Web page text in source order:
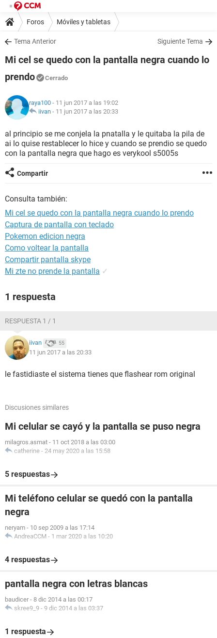
Foros Móviles y tabletas
Tema Anterior Siguiente Tema
Mi cel se quedo con la pantalla negra cuando lo
prendo
Cerrado
raya100 - 11 jun 2017 a las 19:02
iivan - 11 jun 2017 a las 20:33
al principio se me conjela la pnatalla y le quitaba la pila de
ai lo quise restablecer lo hice y cuando se prendio se quedo
con la pantalla negra que hago es verykool s5005s
Compartir
Consulta también:
Mi cel se quedo con la pantalla negra cuando lo prendo
Captura de pantalla con teclado
Pokemon edicion negra
Como voltear la pantalla
Compartir pantalla skype
Mi zte no prende la pantalla ✓
1 respuesta
RESPUESTA 1 / 1
iivan 55
11 jun 2017 a las 20:33
le fastidiaste el sistema tienes que flashear rom original
Discusiones similares
Mi celular se cayó y la pantalla se puso negra
milagros.asmat - 11 oct 2018 a las 03:00
catherine - 24 may 2020 a las 15:58
5 respuestas
Mi teléfono celular se quedó con la pantalla
negra
neryam - 10 sep 2009 a las 17:14
AndreaCCM - 1 mar 2020 a las 10:20
4 respuestas
pantalla negra con letras blancas
baudicer - 8 dic 2014 a las 00:17
skree9_9 - 9 dic 2014 a las 03:37
1 respuesta